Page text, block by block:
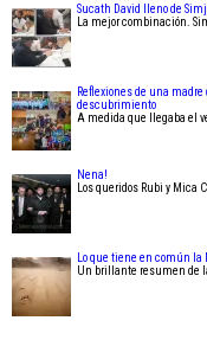
Sucath David lleno de
La mejor combinación.
Reflexiones de una
descubrimiento
A medida que llegaba el
Nena!
Los queridos Rubi y Mica
Lo que tiene en común
Un brillante resumen de